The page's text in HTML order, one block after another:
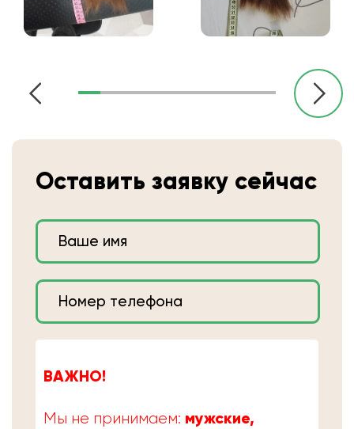
Оставить заявку сейчас
ВАЖНО!
Мы не принимаем: мужские,